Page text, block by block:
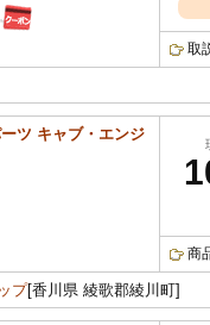
取
ツ キャブ・エンジ
商
プ[香川県 綾歌郡綾川町]